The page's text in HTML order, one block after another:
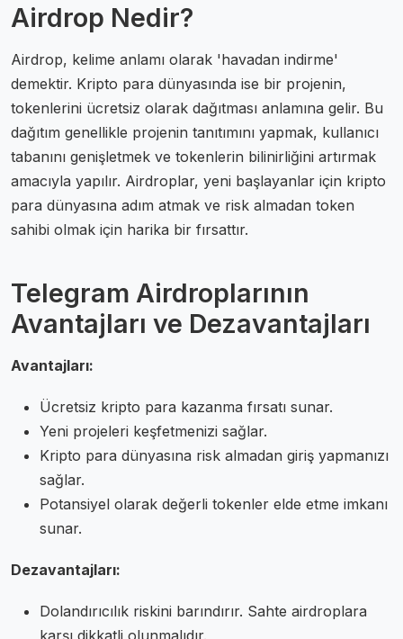
Airdrop Nedir?
Airdrop, kelime anlamı olarak 'havadan indirme'
demektir. Kripto para dünyasında ise bir projenin,
tokenlerini ücretsiz olarak dağıtması anlamına gelir. Bu
dağıtım genellikle projenin tanıtımını yapmak, kullanıcı
tabanını genişletmek ve tokenlerin bilinirliğini artırmak
amacıyla yapılır. Airdroplar, yeni başlayanlar için kripto
para dünyasına adım atmak ve risk almadan token
sahibi olmak için harika bir fırsattır.
Telegram Airdroplarının
Avantajları ve Dezavantajları
Avantajları:
Ücretsiz kripto para kazanma fırsatı sunar.
Yeni projeleri keşfetmenizi sağlar.
Kripto para dünyasına risk almadan giriş yapmanızı
sağlar.
Potansiyel olarak değerli tokenler elde etme imkanı
sunar.
Dezavantajları:
Dolandırıcılık riskini barındırır. Sahte airdroplara